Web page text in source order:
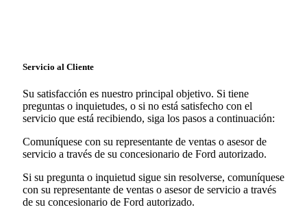
Servicio al Cliente
Su satisfacción es nuestro principal objetivo. Si tiene
preguntas o inquietudes, o si no está satisfecho con el
servicio que está recibiendo, siga los pasos a continuación:
Comuníquese con su representante de ventas o asesor de
servicio a través de su concesionario de Ford autorizado.
Si su pregunta o inquietud sigue sin resolverse, comuníquese
con su representante de ventas o asesor de servicio a través
de su concesionario de Ford autorizado.